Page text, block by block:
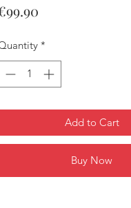
Price
*
Add to Cart
Buy Now